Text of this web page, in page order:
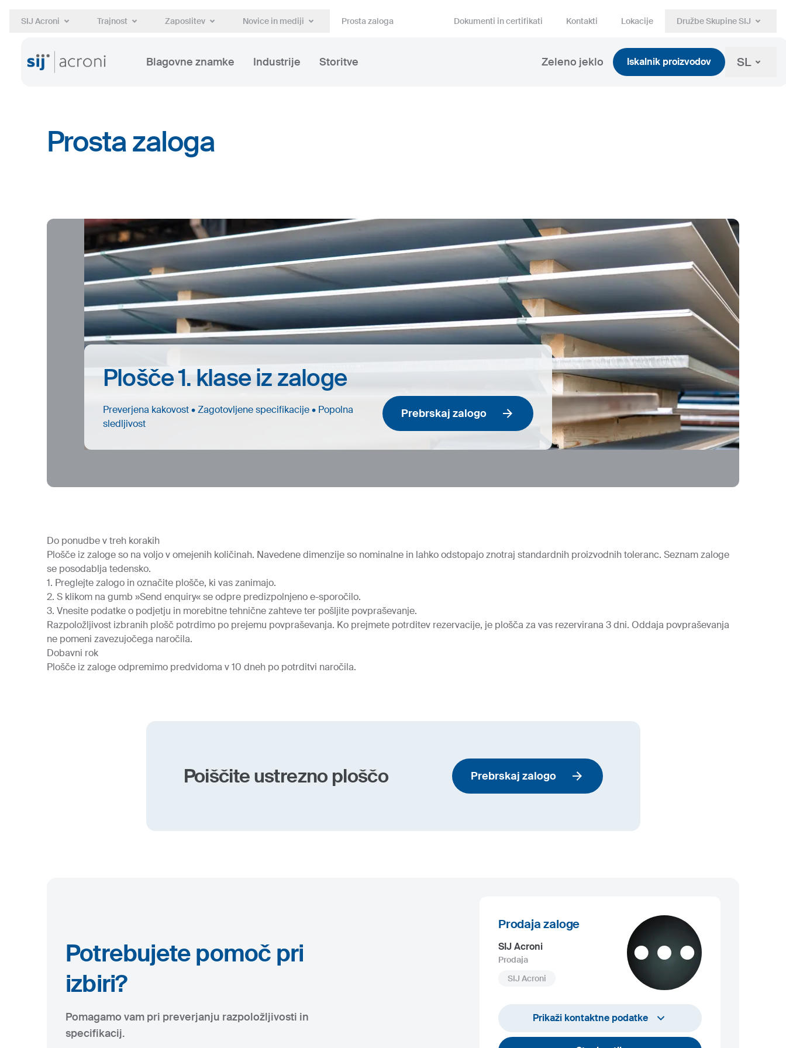
SIJ Acroni Trajnost Zaposlitev Novice in mediji Prosta zaloga Dokumenti in certifikati Kontakti Lokacije Družbe Skupine SIJ
Blagovne znamke Industrije Storitve Zeleno jeklo Iskalnik proizvodov SL
Prosta zaloga
Plošče 1. klase iz zaloge
Preverjena kakovost • Zagotovljene specifikacije • Popolna
sledljivost
Prebrskaj zalogo
Do ponudbe v treh korakih
Plošče iz zaloge so na voljo v omejenih količinah. Navedene dimenzije so nominalne in lahko odstopajo znotraj standardnih proizvodnih toleranc. Seznam zaloge
se posodablja tedensko.
1. Preglejte zalogo in označite plošče, ki vas zanimajo.
2. S klikom na gumb »Send enquiry« se odpre predizpolnjeno e-sporočilo.
3. Vnesite podatke o podjetju in morebitne tehnične zahteve ter pošljite povpraševanje.
Razpoložljivost izbranih plošč potrdimo po prejemu povpraševanja. Ko prejmete potrditev rezervacije, je plošča za vas rezervirana 3 dni. Oddaja povpraševanja
ne pomeni zavezujočega naročila.
Dobavni rok
Plošče iz zaloge odpremimo predvidoma v 10 dneh po potrditvi naročila.
Poiščite ustrezno ploščo Prebrskaj zalogo
Potrebujete pomoč pri
izbiri?
Pomagamo vam pri preverjanju razpoložljivosti in
specifikacij.
Prodaja zaloge
SIJ Acroni
Prodaja
SIJ Acroni
acroni.stock@acroni.si
Prikaži kontaktne podatke